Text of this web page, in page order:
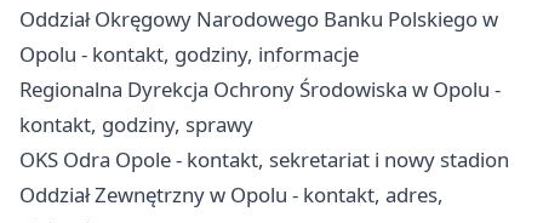
Oddział Okręgowy Narodowego Banku Polskiego w
Opolu - kontakt, godziny, informacje
Regionalna Dyrekcja Ochrony Środowiska w Opolu -
kontakt, godziny, sprawy
OKS Odra Opole - kontakt, sekretariat i nowy stadion
Oddział Zewnętrzny w Opolu - kontakt, adres,